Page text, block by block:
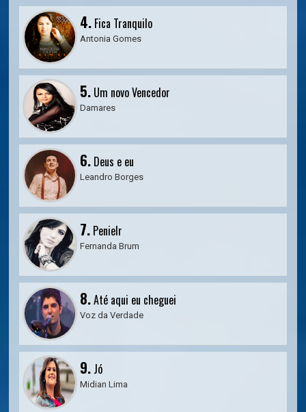
4. Fica Tranquilo
Antonia Gomes
5. Um novo Vencedor
Damares
6. Deus e eu
Leandro Borges
7. Penielr
Fernanda Brum
8.Até aqui eu cheguei
Voz da Verdade
9. Jó
Midian Lima